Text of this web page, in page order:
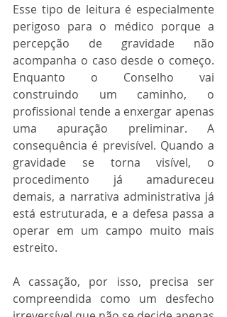
Esse tipo de leitura é especialmente
perigoso para o médico porque a
percepção de gravidade não
acompanha o caso desde o começo.
Enquanto o Conselho vai
construindo um caminho, o
profissional tende a enxergar apenas
uma apuração preliminar. A
consequência é previsível. Quando a
gravidade se torna visível, o
procedimento já amadureceu
demais, a narrativa administrativa já
está estruturada, e a defesa passa a
operar em um campo muito mais
estreito.
A cassação, por isso, precisa ser
compreendida como um desfecho